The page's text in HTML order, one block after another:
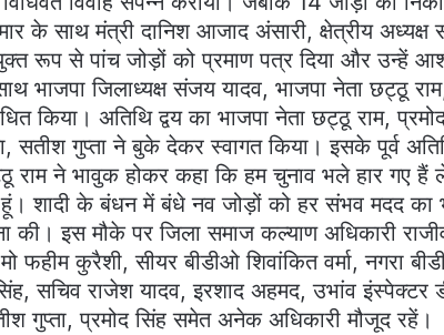
के साथ मंत्री दानिश आजाद अंसारी, क्षेत्रीय
रूप से पांच जोड़ों को प्रमाण पत्र दिया और उन्हें
भाजपा जिलाध्यक्ष संजय यादव, भाजपा नेता छट्ठू
किया। अतिथि द्वय का भाजपा नेता छट्ठू राम,
सतीश गुप्ता ने बुके देकर स्वागत किया। इसके पूर्व
राम ने भावुक होकर कहा कि हम चुनाव भले हार गए हैं
हूं। शादी के बंधन में बंधे नव जोड़ों को हर संभव मदद
की। इस मौके पर जिला समाज कल्याण अधिकारी
फहीम कुरैशी, सीयर बीडीओ शिवांकित वर्मा, नगरा
सचिव राजेश यादव, इरशाद अहमद, उभांव इंस्पेक्टर
गुप्ता, प्रमोद सिंह समेत अनेक अधिकारी मौजूद रहें।